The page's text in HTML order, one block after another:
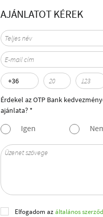
AJÁNLATOT KÉREK
Érdekel az OTP Bank
ajánlata? *
Igen
Elfogadom azáltalános